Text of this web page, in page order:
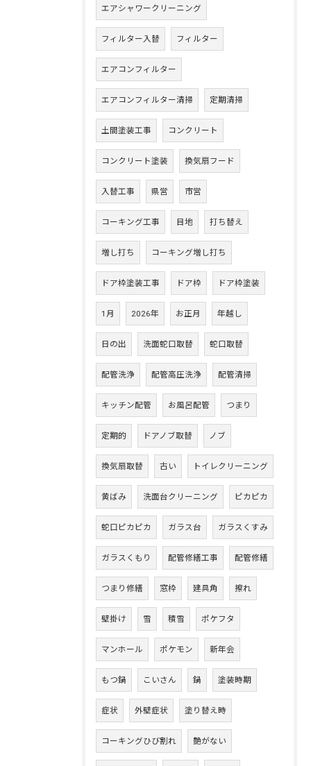
エアシャワークリーニング
フィルター入替 フィルター
エアコンフィルター
エアコンフィルター清掃 定期清掃
土間塗装工事 コンクリート
コンクリート塗装 換気扇フード
入替工事 県営 市営
コーキング工事 目地 打ち替え
増し打ち コーキング増し打ち
ドア枠塗装工事 ドア枠 ドア枠塗装
1月 2026年 お正月 年越し
日の出 洗面蛇口取替 蛇口取替
配管洗浄 配管高圧洗浄 配管清掃
キッチン配管 お風呂配管 つまり
定期的 ドアノブ取替 ノブ
換気扇取替 古い トイレクリーニング
黄ばみ 洗面台クリーニング ピカピカ
蛇口ピカピカ ガラス台 ガラスくすみ
ガラスくもり 配管修繕工事 配管修繕
つまり修繕 窓枠 建具角 擦れ
壁掛け 雪 積雪 ポケフタ
マンホール ポケモン 新年会
もつ鍋 こいさん 鍋 塗装時期
症状 外壁症状 塗り替え時
コーキングひび割れ 艶がない